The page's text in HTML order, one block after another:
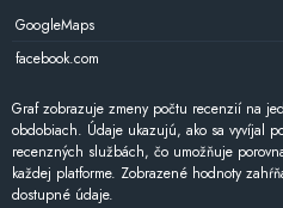
GoogleMaps
facebook.com
Graf zobrazuje zmeny počtu recenzií na
obdobiach. Údaje ukazujú, ako sa vyvíjal
recenzných službách, čo umožňuje
každej platforme. Zobrazené hodnoty
dostupné údaje.